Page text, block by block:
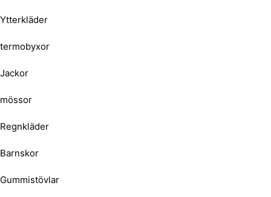
Ytterkläder
termobyxor
Jackor
mössor
Regnkläder
Barnskor
Gummistövlar